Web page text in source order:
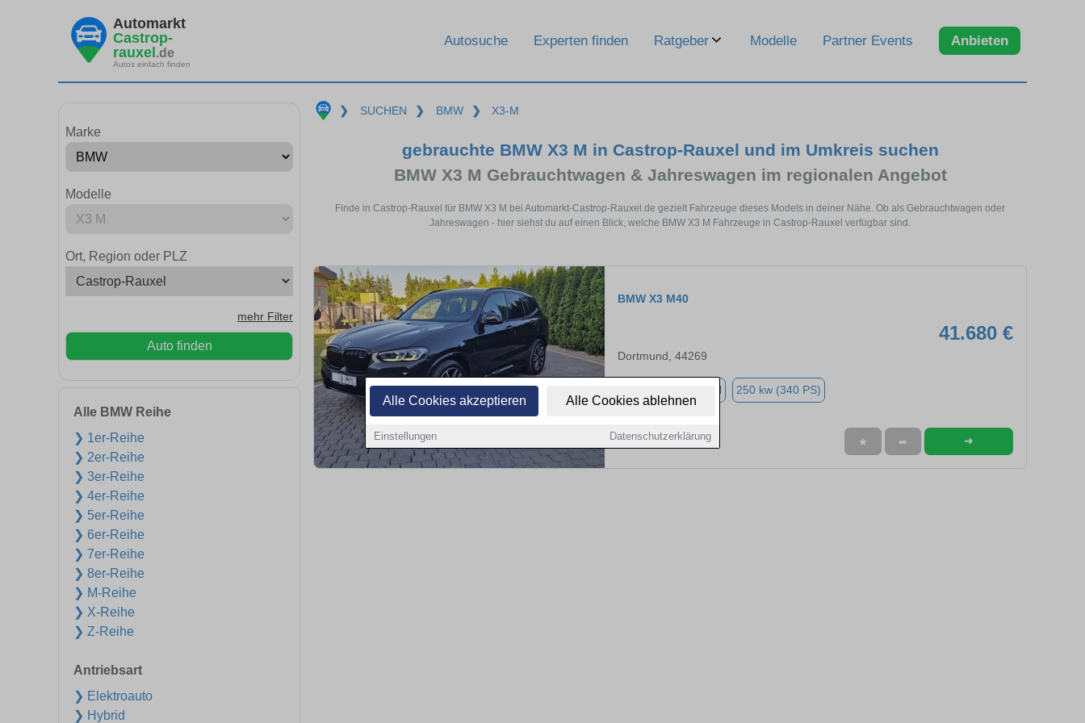
Alle Cookies akzeptieren Alle Cookies ablehnen
Einstellungen Datenschutzerklärung
Automarkt
Castrop-
rauxel .de
Autos einfach finden
Autosuche Experten finden Ratgeber Modelle Partner Events Anbieten
Marke
Modelle
Ort, Region oder PLZ
mehr Filter
Auto finden
Alle BMW Reihe
❯ 1er-Reihe
❯ 2er-Reihe
❯ 3er-Reihe
❯ 4er-Reihe
❯ 5er-Reihe
❯ 6er-Reihe
❯ 7er-Reihe
❯ 8er-Reihe
❯ M-Reihe
❯ X-Reihe
❯ Z-Reihe
Antriebsart
❯ Elektroauto
❯ Hybrid
❯ SUCHEN ❯ BMW ❯ X3-M
gebrauchte BMW X3 M in Castrop-Rauxel und im Umkreis suchen
BMW X3 M Gebrauchtwagen & Jahreswagen im regionalen Angebot
Finde in Castrop-Rauxel für BMW X3 M bei Automarkt-Castrop-Rauxel.de gezielt Fahrzeuge dieses Models in deiner Nähe. Ob als Gebrauchtwagen oder
Jahreswagen - hier siehst du auf einen Blick, welche BMW X3 M Fahrzeuge in Castrop-Rauxel verfügbar sind.
BMW X3 M40
41.680 €
Dortmund, 44269
Diesel 250 kw (340 PS)
★ ➦ ➜